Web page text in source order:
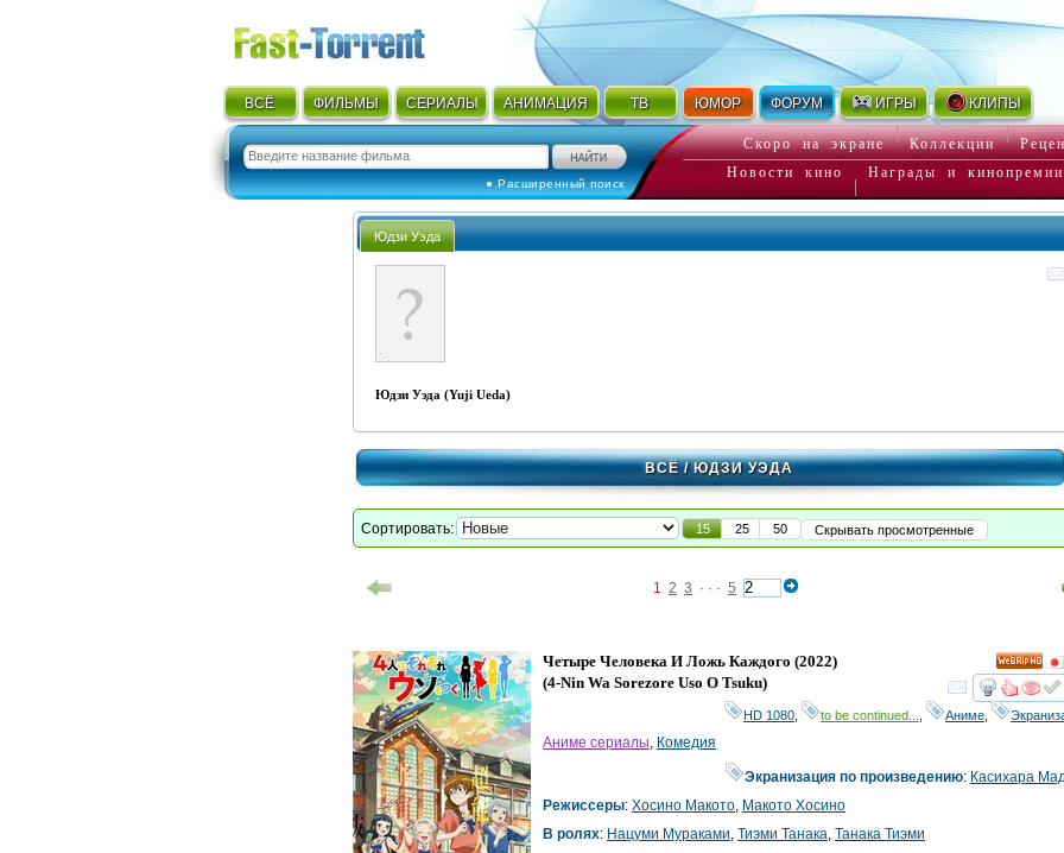
ВСЁ ФИЛЬМЫ СЕРИАЛЫ АНИМАЦИЯ ТВ ЮМОР ФОРУМ ИГРЫ КЛИПЫ
● Расширенный поиск
Скоро на экране Коллекции
Новости кино
Награды и кинопремии
Юдзи Уэда
Юдзи Уэда (Yuji Ueda)
ВСЁ/ ЮДЗИ УЭДА
Сортировать: 15 25 50 Скрывать просмотренные
1 2 3 · · · 5
HD
Четыре Человека И Ложь Каждого (2022)
(4-Nin Wa Sorezore Uso O Tsuku)
HD 1080 to be continued... Аниме
Аниме сериалы, Комедия
Экранизация по произведению: Касихара
Режиссеры: Хосино Макото, Макото Хосино
В ролях: Нацуми Мураками, Тиэми Танака, Танака Тиэми